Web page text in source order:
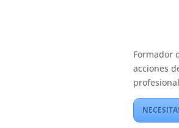
Formador
acciones